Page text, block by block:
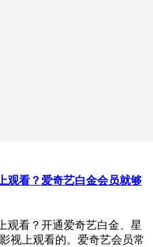
观看？爱奇艺白金会员就够
观看？开通爱奇艺白金、星
视上观看的。爱奇艺会员常